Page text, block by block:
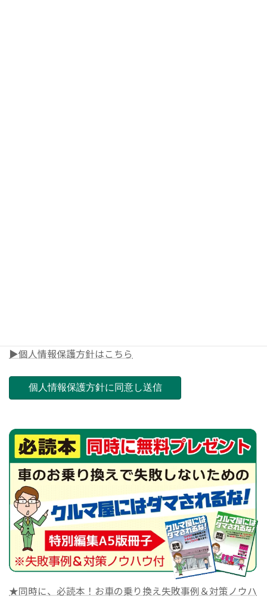
▶個人情報保護方針はこちら
★同時に、必読本！お車の乗り換え失敗事例＆対策ノウハ